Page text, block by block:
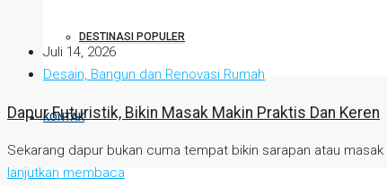
DESTINASI POPULER
KONTAK
Juli 14, 2026
Desain, Bangun dan Renovasi Rumah
Dapur Futuristik, Bikin Masak Makin Praktis Dan Keren
Sekarang dapur bukan cuma tempat bikin sarapan atau
lanjutkan membaca